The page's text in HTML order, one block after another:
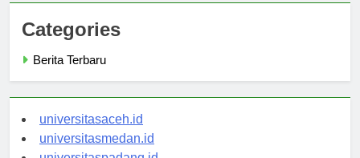
Categories
universitasaceh.id
universitasmedan.id